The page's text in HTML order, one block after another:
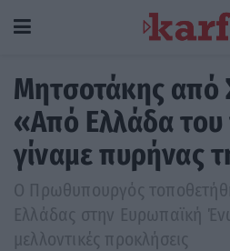
Μητσοτάκης από
«Από Ελλάδα του
γίναμε πυρήνας
Ο Πρωθυπουργός
Ελλάδας στην Ευρωπαϊκή
μελλοντικές προκλήσεις